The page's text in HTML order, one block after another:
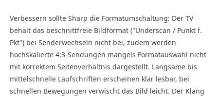
Verbessern sollte Sharp die Formatumschaltung: Der TV
behält das beschnittfreie Bildformat ("Underscan / Punkt f.
Pkt") bei Senderwechseln nicht bei, zudem werden
hochskalierte 4:3-Sendungen mangels Formatauswahl nicht
mit korrektem Seitenverhältnis dargestellt. Langsame bis
mittelschnelle Laufschriften erscheinen klar lesbar, bei
schnellen Bewegungen verwischt das Bild leicht. Der Klang